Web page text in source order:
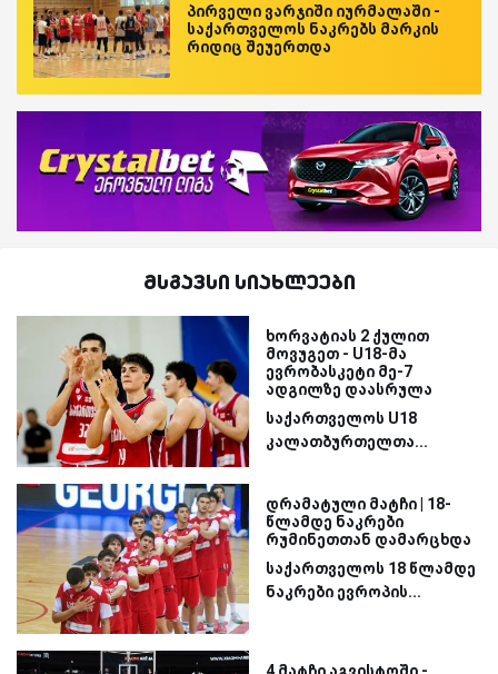
პირველი ვარჯიში იურმალაში -
საქართველოს ნაკრებს მარკის
რიდიც შეუერთდა
მსგავსი სიახლეები
ხორვატიას 2 ქულით
მოვუგეთ - U18-მა
ევრობასკეტი მე-7
ადგილზე დაასრულა
საქართველოს U18
კალათბურთელთა...
დრამატული მატჩი | 18-
წლამდე ნაკრები
რუმინეთთან დამარცხდა
საქართველოს 18 წლამდე
ნაკრები ევროპის...